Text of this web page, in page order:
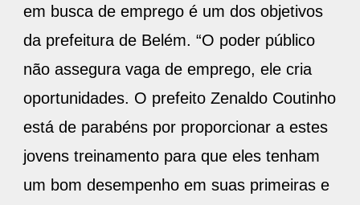
da prefeitura de Belém. “O poder público
não assegura vaga de emprego, ele cria
oportunidades. O prefeito Zenaldo Coutinho
está de parabéns por proporcionar a estes
jovens treinamento para que eles tenham
um bom desempenho em suas primeiras e
futuras entrevistas de emprego. Mas a